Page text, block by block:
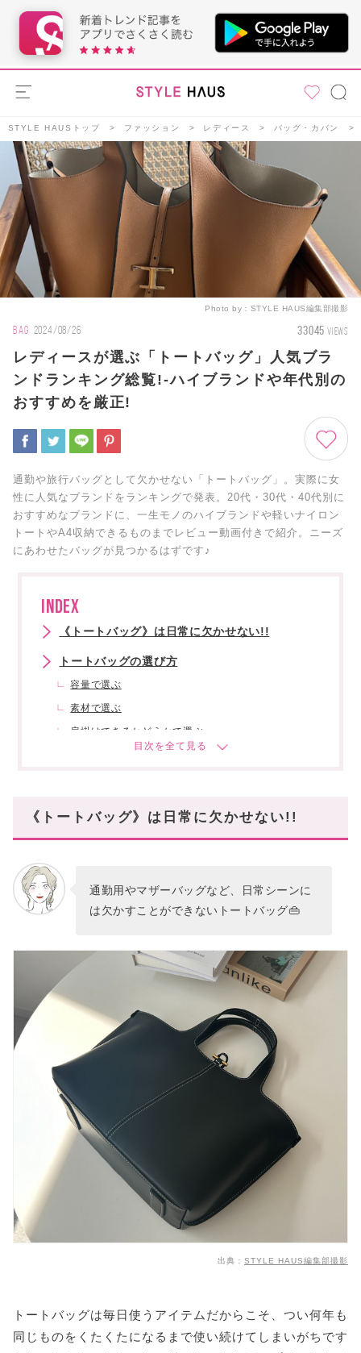
STYLE HAUSトップ ファッション レディース バッグ・カバン
Photo by： STYLE HAUS編集部撮影
BAG 2024/08/26 33045 VIEWS
レディースが選ぶ「トートバッグ」人気ブラ
ンドランキング総覧!-ハイブランドや年代別の
おすすめを厳正!
通勤や旅行バッグとして欠かせない「トートバッグ」。実際に女
性に人気なブランドをランキングで発表。20代・30代・40代別に
おすすめなブランドに、一生モノのハイブランドや軽いナイロン
トートやA4収納できるものまでレビュー動画付きで紹介。ニーズ
にあわせたバッグが見つかるはずです♪
INDEX
《トートバッグ》は日常に欠かせない!!
トートバッグの選び方
容量で選ぶ
素材で選ぶ
肩掛けできるかどうかで選ぶ
人気のトートバッグ|ハイブランド編
【2位】働く女性の定番ブランド▷▷ステラマッカー
【3位】大人可愛いデザインが豊富▷▷「Chloe(クロ
エ)」
【4位】ブランドロゴだけで大人♡▷▷PRADA (プラ
ダ)
【5位】ハイセンス女子注目▷▷The Row(ザ・ロウ)
【6位】タイムレスで長く使える▷▷TOD'S(トッズ)
【7位】スタイリッシュなデザイン▷▷バレンシアガ
【8位】気品漂うデザイン▷▷CELINE(セリーヌ)
【9位】ハイブランド好きさんは✓▷▷LOEWE(ロエ
【10位】ブックトートを主役に♡▷▷Dior(ディオー
【2位】お手頃価格で上質▷▷ジャンニキアリーニ
【3位】ナイロントートの代名詞▷▷ロンシャン
《トートバッグ》は日常に欠かせない!!
通勤用やマザーバッグなど、日常シーンに
は欠かすことができないトートバッグ👜
出典： STYLE HAUS編集部撮影
トートバッグは毎日使うアイテムだからこそ、つい何年も
同じものをくたくたになるまで使い続けてしまいがちです